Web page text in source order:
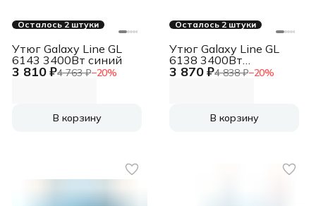
Осталось 2 штуки
3 810 ₽4 763 ₽−20%
Утюг Galaxy Line GL
6143 3400Вт синий
В корзину
Осталось 2 штуки
3 870 ₽4 838 ₽−20%
Утюг Galaxy Line GL
6138 3400Вт
бирюзовый
В корзину